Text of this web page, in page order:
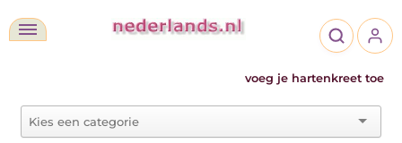
voeg je hartenkreet toe